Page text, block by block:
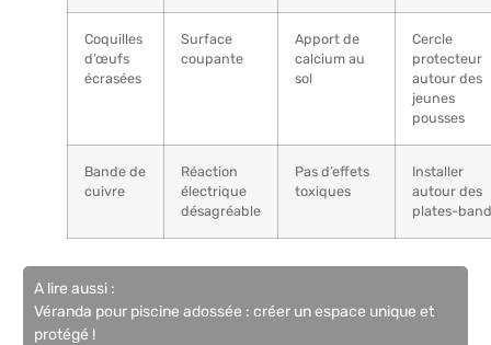
Coquilles
d’œufs
écrasées
Surface
coupante
Apport de
calcium au
sol
Cercle
protecteur
autour des
jeunes
pousses
Bande de
cuivre
Réaction
électrique
désagréable
Pas d’effets
toxiques
Installer
autour des
plates-
A lire aussi :
Véranda pour piscine adossée : créer un espace unique et
protégé !